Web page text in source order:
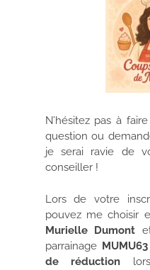
N’hésitez pas à
question ou
je serai ravie de
conseiller !
Lors de votre
pouvez me choisir
Murielle Dumont
parrainage MUMU63
de réduction